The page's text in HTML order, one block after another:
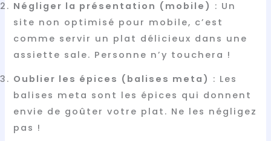
Négliger la présentation (mobile) : Un
site non optimisé pour mobile, c’est
comme servir un plat délicieux dans une
assiette sale. Personne n’y touchera !
Oublier les épices (balises meta) : Les
balises meta sont les épices qui donnent
envie de goûter votre plat. Ne les négligez
pas !